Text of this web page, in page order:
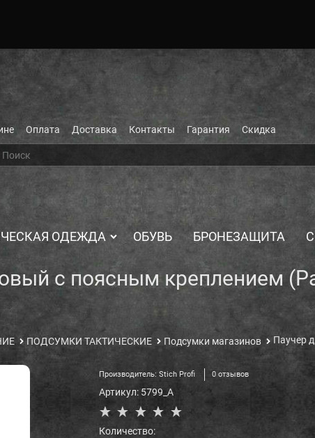
Оплата Доставка Контакты Гарантия Скидка
ОДЕЖДА ОБУВЬ БРОНЕЗАЩИТА
с поясным креплением
ПОДСУМКИ ТАКТИЧЕСКИЕ Подсумки магазинов Паучер
Производитель: Stich Profi 0 отзывов
Артикул: 5799_A
Количество: